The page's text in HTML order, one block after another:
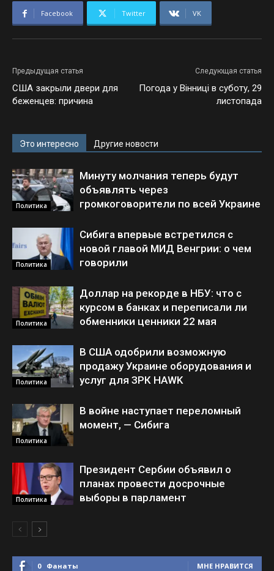
Facebook Twitter VK
Предыдущая статья
США закрыли двери для
беженцев: причина
Следующая статья
Погода у Вінниці в суботу, 29
листопада
Это интересно Другие новости
Политика
Минуту молчания теперь будут
объявлять через
громкоговорители по всей Украине
Политика
Сибига впервые встретился с
новой главой МИД Венгрии: о чем
говорили
Политика
Доллар на рекорде в НБУ: что с
курсом в банках и переписали ли
обменники ценники 22 мая
Политика
В США одобрили возможную
продажу Украине оборудования и
услуг для ЗРК HAWK
Политика
В войне наступает переломный
момент, — Сибига
Политика
Президент Сербии объявил о
планах провести досрочные
выборы в парламент
0 Фанаты МНЕ НРАВИТСЯ